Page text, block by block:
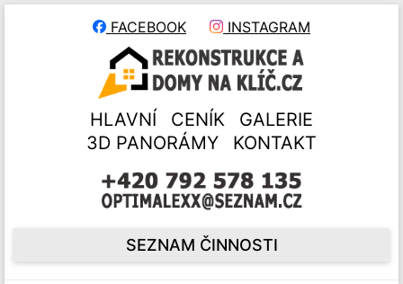
FACEBOOK INSTAGRAM
HLAVNÍ CENÍK
GALERIE
3D PANORÁMY
KONTAKT
SEZNAM ČINNOSTI